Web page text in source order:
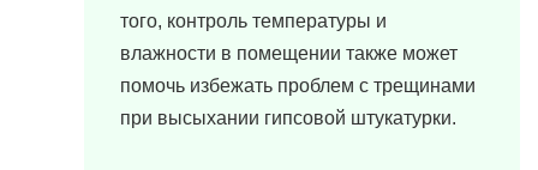
того, контроль температуры и
влажности в помещении также может
помочь избежать проблем с трещинами
при высыхании гипсовой штукатурки.